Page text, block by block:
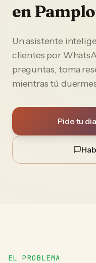
en
Un asistente
clientes por
preguntas, toma
mientras tú
Pide tu
EL PROBLEMA